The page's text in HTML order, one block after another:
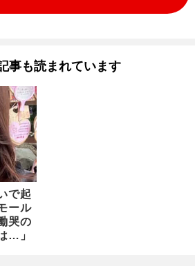
事も読まれています
で起
ール
哭の
…」